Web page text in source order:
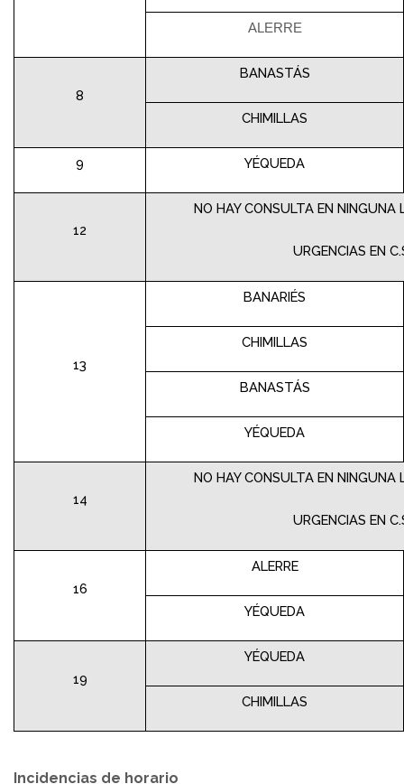
ALERRE
8
BANASTÁS
CHIMILLAS
9 YÉQUEDA
12
NO HAY CONSULTA EN NINGUNA
URGENCIAS EN
13
BANARIÉS
CHIMILLAS
BANASTÁS
YÉQUEDA
14
NO HAY CONSULTA EN NINGUNA
URGENCIAS EN
16
ALERRE
YÉQUEDA
19
YÉQUEDA
CHIMILLAS
Incidencias de horario